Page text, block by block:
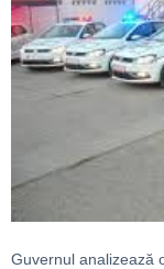
Guvernul analizează